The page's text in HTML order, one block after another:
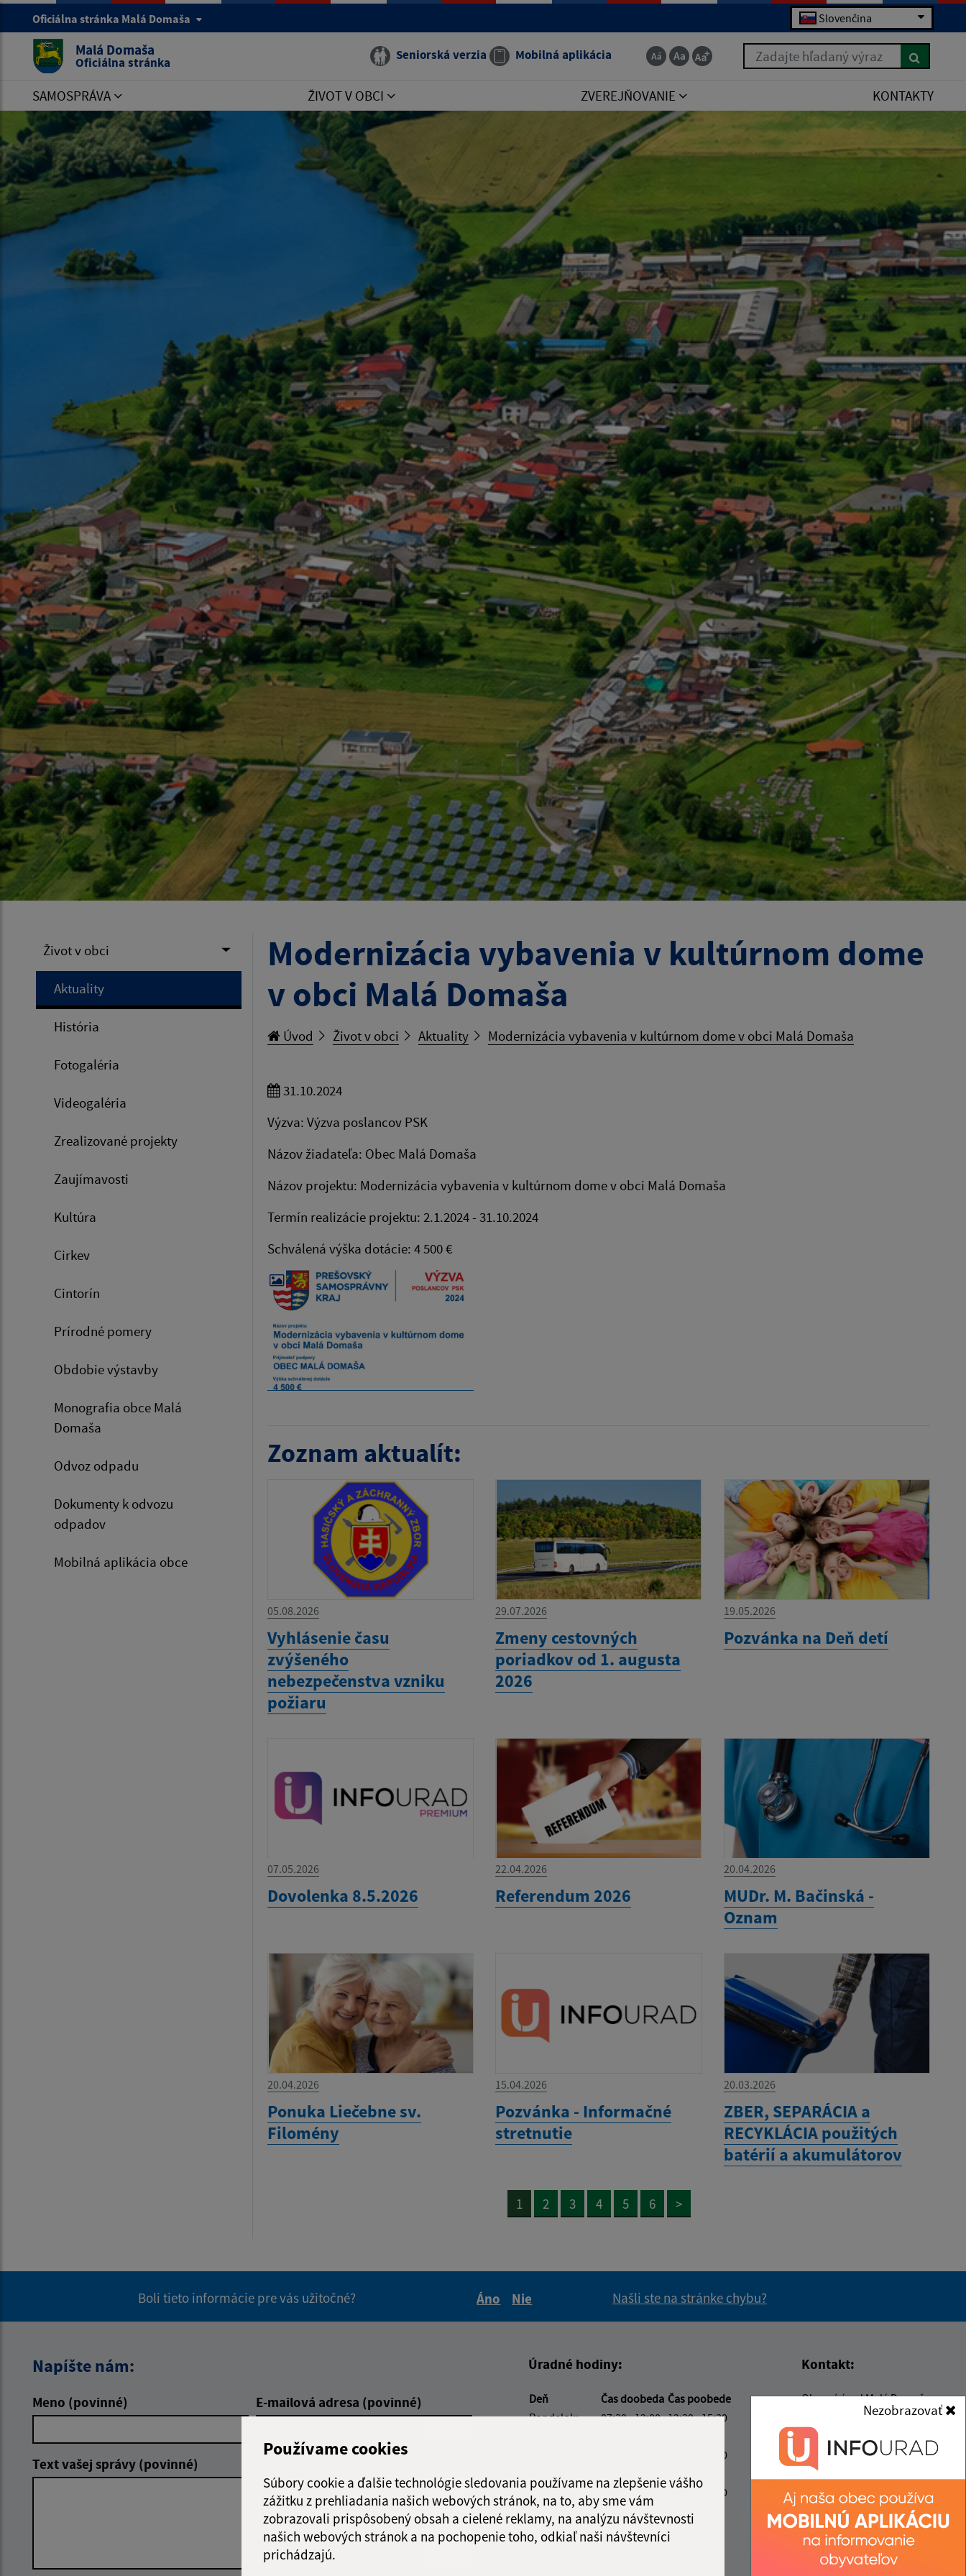
Používame cookies
Súbory cookie a ďalšie technológie sledovania používame na zlepšenie vášho
zážitku z prehliadania našich webových stránok, na to, aby sme vám
zobrazovali prispôsobený obsah a cielené reklamy, na analýzu návštevnosti
našich webových stránok a na pochopenie toho, odkiaľ naši návštevníci
prichádzajú.
Nezobrazovať
Oficiálna stránka Malá Domaša Slovenčina
Malá Domaša
Oficiálna stránka Seniorská verzia Mobilná aplikácia Zadajte hľadaný výraz
SAMOSPRÁVA ŽIVOT V OBCI ZVEREJŇOVANIE KONTAKTY
Život v obci
Aktuality
História
Fotogaléria
Videogaléria
Zrealizované projekty
Zaujímavosti
Kultúra
Cirkev
Cintorín
Prírodné pomery
Obdobie výstavby
Monografia obce Malá
Domaša
Odvoz odpadu
Dokumenty k odvozu
odpadov
Mobilná aplikácia obce
Modernizácia vybavenia v kultúrnom dome
v obci Malá Domaša
Úvod Život v obci Aktuality Modernizácia vybavenia v kultúrnom dome v obci Malá Domaša
31.10.2024
Výzva: Výzva poslancov PSK
Názov žiadateľa: Obec Malá Domaša
Názov projektu: Modernizácia vybavenia v kultúrnom dome v obci Malá Domaša
Termín realizácie projektu: 2.1.2024 - 31.10.2024
Schválená výška dotácie: 4 500 €
Zoznam aktualít:
05.08.2026
Vyhlásenie času
zvýšeného
nebezpečenstva vzniku
požiaru
29.07.2026
Zmeny cestovných
poriadkov od 1. augusta
2026
19.05.2026
Pozvánka na Deň detí
07.05.2026
Dovolenka 8.5.2026
22.04.2026
Referendum 2026
20.04.2026
MUDr. M. Bačinská -
Oznam
20.04.2026
Ponuka Liečebne sv.
Filomény
15.04.2026
Pozvánka - Informačné
stretnutie
20.03.2026
ZBER, SEPARÁCIA a
RECYKLÁCIA použitých
batérií a akumulátorov
1 2 3 4 5 6 >
Boli tieto informácie pre vás užitočné?
Áno
Nie
Našli ste na stránke chybu?
Napíšte nám:
Meno (povinné) E-mailová adresa (povinné)
Text vašej správy (povinné)
Úradné hodiny:
Deň Čas doobeda Čas poobede
Pondelok:
07:30 - 12:00 12:30 - 15:30
12:30 - 15:30
Piatok:
07:30 - 12:00
12:30 - 15:30
Obedňajšia prestávka:12:00 - 12:30
Kontakt:
Obecný úrad Malá Domaša
Malá Domaša 106
094 02 Slovenská Kajňa
info@maladomasa.sk
+421 57 488 54 70
IČO: 00332534